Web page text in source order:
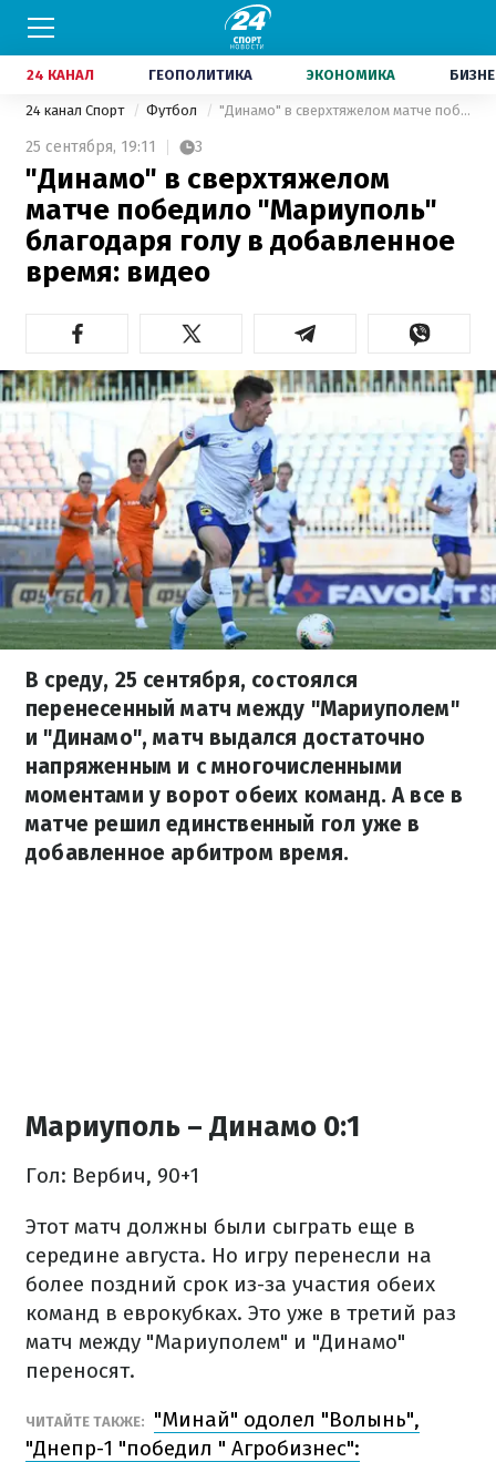
24 КАНАЛ ГЕОПОЛИТИКА ЭКОНОМИКА
24 канал Спорт Футбол "Динамо" в сверхтяжелом матче победило "Мариуполь" благодаря голу в добавленное время: видео
25 сентября, 19:11 3
"Динамо" в сверхтяжелом
матче победило "Мариуполь"
благодаря голу в добавленное
время: видео
В среду, 25 сентября, состоялся
перенесенный матч между "Мариуполем"
и "Динамо", матч выдался достаточно
напряженным и с многочисленными
моментами у ворот обеих команд. А все в
матче решил единственный гол уже в
добавленное арбитром время.
Мариуполь – Динамо 0:1
Гол: Вербич, 90+1
Этот матч должны были сыграть еще в
середине августа. Но игру перенесли на
более поздний срок из-за участия обеих
команд в еврокубках. Это уже в третий раз
матч между "Мариуполем" и "Динамо"
переносят.
ЧИТАЙТЕ ТАКЖЕ:
"Минай" одолел "Волынь",
"Днепр-1 "победил " Агробизнес":